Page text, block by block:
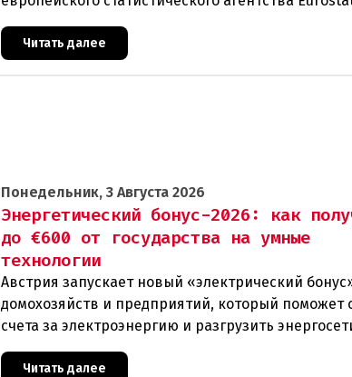
год. И хотя ситуация в стране выглядит лучше ср
Читать далее
Понедельник, 3 Августа 2026
Энергетический бонус-2026: как
до €600 от государства на умные
технологии
Австрия запускает новый «электрический
домохозяйств и предприятий, который поможет
счета за электроэнергию и разгрузить
Частные лица могут получить до 600 евро на
Читать далее